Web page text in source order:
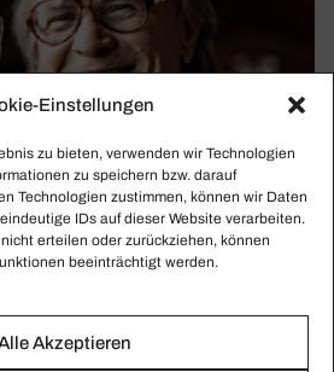
Einstellungen
zu bieten, verwenden wir Technologien
zu speichern bzw. darauf
Technologien zustimmen, können wir Daten
IDs auf dieser Website verarbeiten.
erteilen oder zurückziehen, können
beeinträchtigt werden.
Akzeptieren